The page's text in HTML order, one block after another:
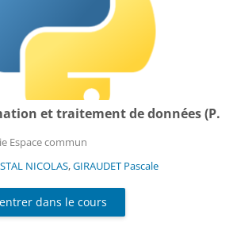
et traitement de données (P.
Espace commun
NICOLAS,GIRAUDET Pascale
dans le cours